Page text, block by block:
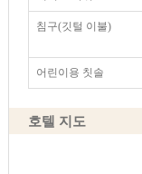
침구(깃털 이불)
어린이용 칫솔
호텔 지도